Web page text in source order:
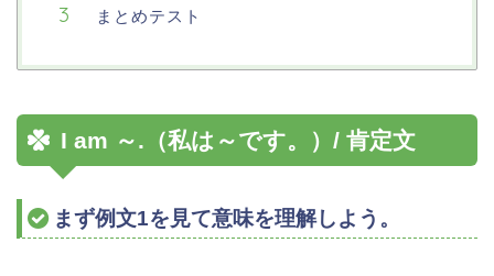
まとめテスト
I am ～.（私は～です。）/ 肯定文
まず例文1を見て意味を理解しよう。